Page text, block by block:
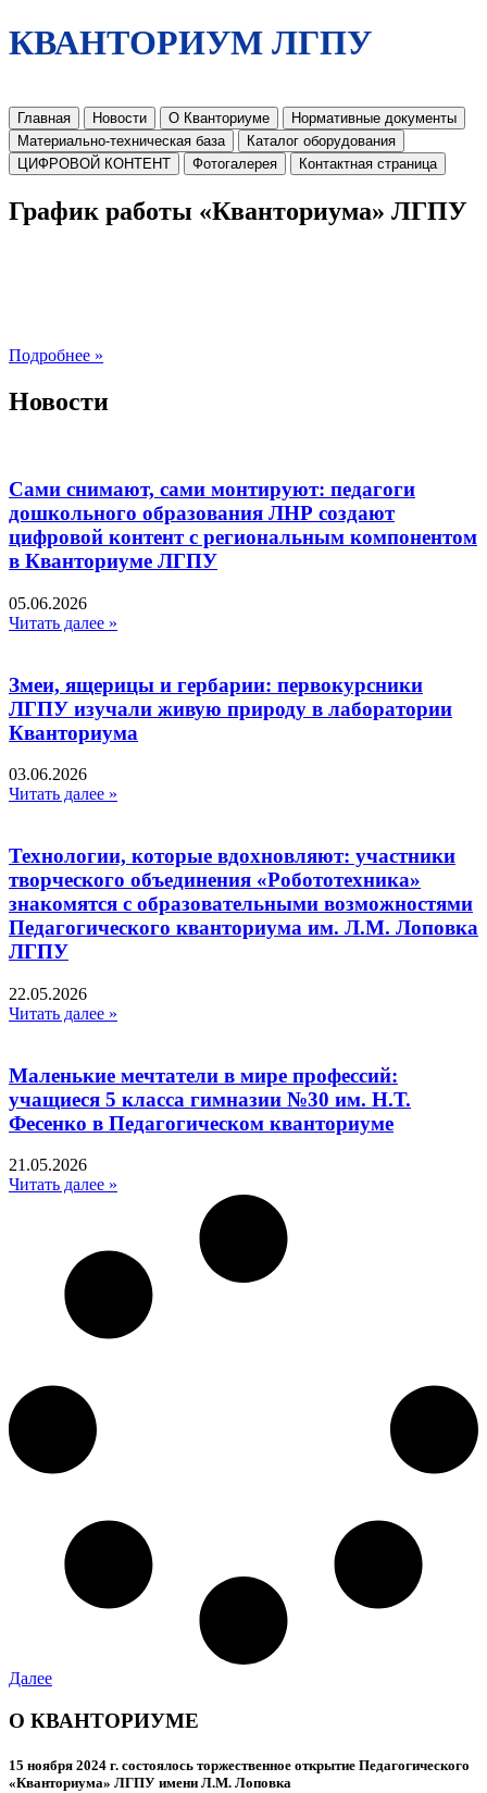
КВАНТОРИУМ ЛГПУ
Главная Новости О Кванториуме
Нормативные документы
Материально-техническая база
Каталог оборудования
ЦИФРОВОЙ КОНТЕНТ
Фотогалерея Контактная страница
График работы «Кванториума» ЛГПУ
Подробнее »
Новости
Сами снимают, сами монтируют: педагоги
дошкольного образования ЛНР создают
цифровой контент с региональным компонентом
в Кванториуме ЛГПУ​
05.06.2026
Читать далее »
Змеи, ящерицы и гербарии: первокурсники
ЛГПУ изучали живую природу в лаборатории
Кванториума
03.06.2026
Читать далее »
Технологии, которые вдохновляют: участники
творческого объединения «Робототехника»
знакомятся с образовательными возможностями
Педагогического кванториума им. Л.М. Лоповка
ЛГПУ
22.05.2026
Читать далее »
Маленькие мечтатели в мире профессий:
учащиеся 5 класса гимназии №30 им. Н.Т.
Фесенко в Педагогическом кванториуме
21.05.2026
Читать далее »
Далее
О КВАНТОРИУМЕ
15 ноября 2024 г. состоялось торжественное открытие Педагогического
«Кванториума» ЛГПУ имени Л.М. Лоповка